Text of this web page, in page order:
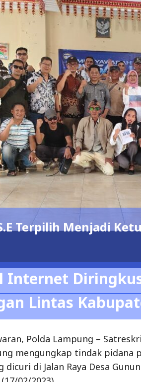
Dukung
0
Internet
Lintas
mengungkap tindak pidana
di Jalan Raya Desa
02/2023).
menyeret tiga pelaku yakni
Lampung Tengah,
keduanya warga Desa Sinar
tersebut, tersangka Yusuf